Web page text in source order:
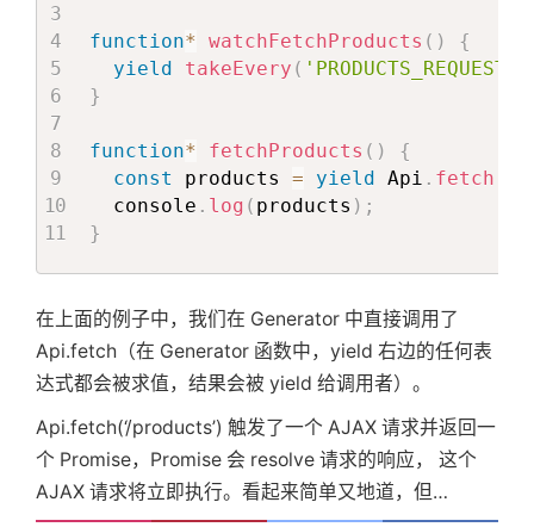
function* watchFetchProducts ( )
{
yield
takeEvery (
}
function* fetchProducts ( )
{
const
products = yield Api . fetch
  console
. log ( products ) ;
}
在上面的例子中，我们在 Generator 中直接调用了
Api.fetch（在 Generator 函数中，yield 右边的任何表
达式都会被求值，结果会被 yield 给调用者）。
Api.fetch(‘/products’) 触发了一个 AJAX 请求并返回一
个 Promise，Promise 会 resolve 请求的响应， 这个
AJAX 请求将立即执行。看起来简单又地道，但…